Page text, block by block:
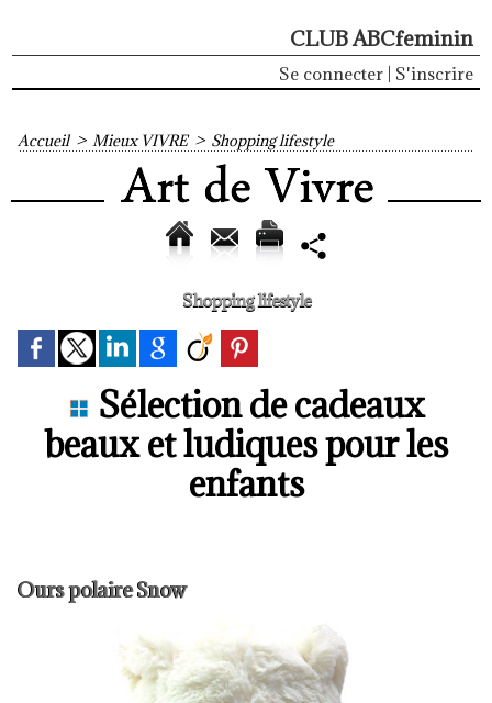
CLUB ABCfeminin
Se connecter S'inscrire
Accueil > Mieux VIVRE > Shopping lifestyle
Shopping lifestyle
Sélection de cadeaux
beaux et ludiques pour les
enfants
Ours polaire Snow